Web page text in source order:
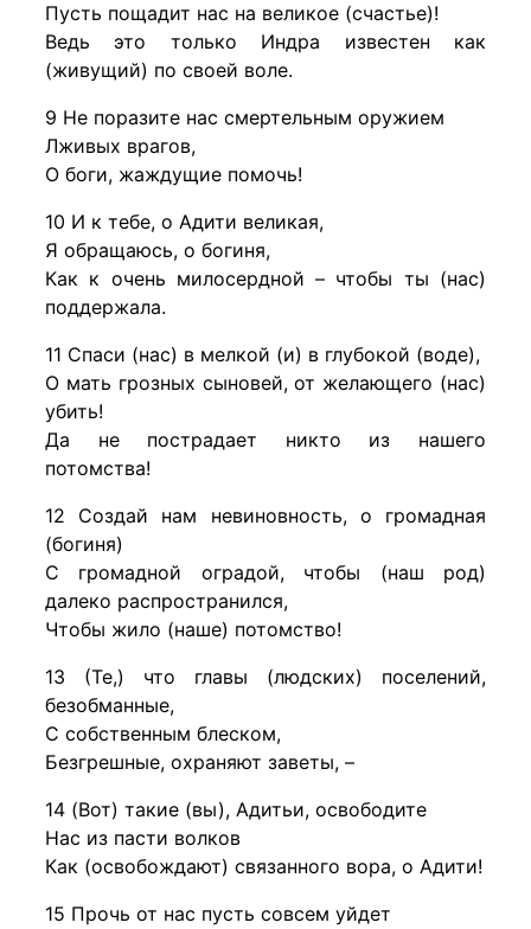
Пусть пощадит нас на великое (счастье)!
Ведь это только Индра известен как
(живущий) по своей воле.
9 Не поразите нас смертельным оружием
Лживых врагов,
О боги, жаждущие помочь!
10 И к тебе, о Адити великая,
Я обращаюсь, о богиня,
Как к очень милосердной – чтобы ты (нас)
поддержала.
11 Спаси (нас) в мелкой (и) в глубокой (воде),
О мать грозных сыновей, от желающего (нас)
убить!
Да не пострадает никто из нашего
потомства!
12 Создай нам невиновность, о громадная
(богиня)
С громадной оградой, чтобы (наш род)
далеко распространился,
Чтобы жило (наше) потомство!
13 (Те,) что главы (людских) поселений,
безобманные,
С собственным блеском,
Безгрешные, охраняют заветы, –
14 (Вот) такие (вы), Адитьи, освободите
Нас из пасти волков
Как (освобождают) связанного вора, о Адити!
15 Прочь от нас пусть совсем уйдет